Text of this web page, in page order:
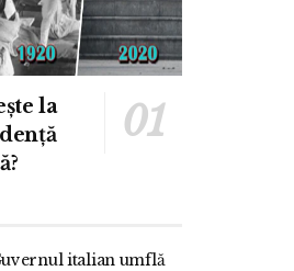
la
italian umflă